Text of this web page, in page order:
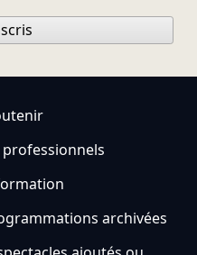
professionnels
archivées